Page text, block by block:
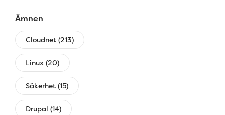
Ämnen
Cloudnet (213)
Linux (20)
Säkerhet (15)
Drupal (14)